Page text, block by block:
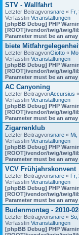
STV - Wallfahrt
Letzter Beitragvonsnare « Fr,
Verfasstin Veranstaltungen
[phpBB Debug] PHP
[ROOT]/vendor/twig/twig/
Parameter must be an
biete
Letzter BeitragvonGiotto «
Verfasstin Veranstaltungen
[phpBB Debug] PHP
[ROOT]/vendor/twig/twig/
Parameter must be an
AC Canyoning
Letzter BeitragvonAccursius «
Verfasstin Veranstaltungen
[phpBB Debug] PHP
[ROOT]/vendor/twig/twig/
Parameter must be an
Zigarrenklub
Letzter Beitragvonsnare « Mi,
Verfasstin Veranstaltungen
[phpBB Debug] PHP
[ROOT]/vendor/twig/twig/
Parameter must be an
VCV Frühjahrskonvent
Letzter Beitragvonsnare « Fr,
Verfasstin Veranstaltungen
[phpBB Debug] PHP
[ROOT]/vendor/twig/twig/
Parameter must be an
Budenmontag - 2010-
Letzter Beitragvonsnare «
Verfasstin Veranstaltungen
[phpBB Debug] PHP